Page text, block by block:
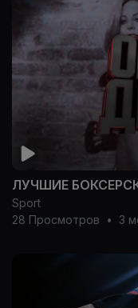
ЛУЧШИЕ
Sport
28 Просмотров
• 3